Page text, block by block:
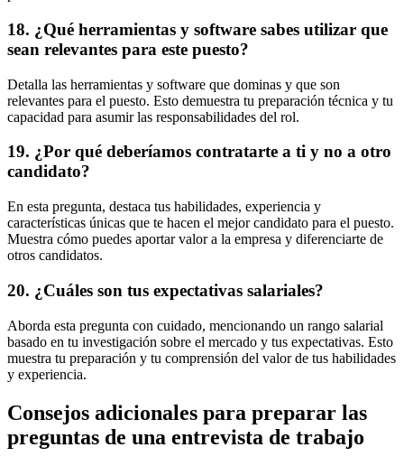
18. ¿Qué herramientas y software sabes utilizar que
sean relevantes para este puesto?
Detalla las herramientas y software que dominas y que son
relevantes para el puesto. Esto demuestra tu preparación técnica y tu
capacidad para asumir las responsabilidades del rol.
19. ¿Por qué deberíamos contratarte a ti y no a otro
candidato?
En esta pregunta, destaca tus habilidades, experiencia y
características únicas que te hacen el mejor candidato para el puesto.
Muestra cómo puedes aportar valor a la empresa y diferenciarte de
otros candidatos.
20. ¿Cuáles son tus expectativas salariales?
Aborda esta pregunta con cuidado, mencionando un rango salarial
basado en tu investigación sobre el mercado y tus expectativas. Esto
muestra tu preparación y tu comprensión del valor de tus habilidades
y experiencia.
Consejos adicionales para preparar las
preguntas de una entrevista de trabajo